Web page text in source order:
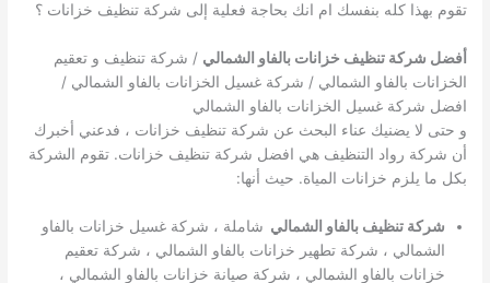
تقوم بهذا كله بنفسك ام انك بحاجة فعلية إلى شركة تنظيف خزانات ؟
أفضل شركة تنظيف خزانات بالفاو الشمالي / شركة تنظيف و تعقيم
الخزانات بالفاو الشمالي / شركة غسيل الخزانات بالفاو الشمالي /
افضل شركة غسيل الخزانات بالفاو الشمالي
و حتى لا يضنيك عناء البحث عن شركة تنظيف خزانات ، فدعني أخبرك
أن شركة رواد التنظيف هي افضل شركة تنظيف خزانات. تقوم الشركة
بكل ما يلزم خزانات المياة. حيث أنها:
شركة تنظيف بالفاو الشمالي شاملة ، شركة غسيل خزانات بالفاو
الشمالي ، شركة تطهير خزانات بالفاو الشمالي ، شركة تعقيم
خزانات بالفاو الشمالي ، شركة صيانة خزانات بالفاو الشمالي ،